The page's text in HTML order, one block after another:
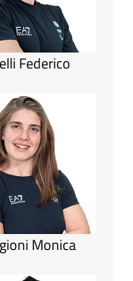
Federico
Monica